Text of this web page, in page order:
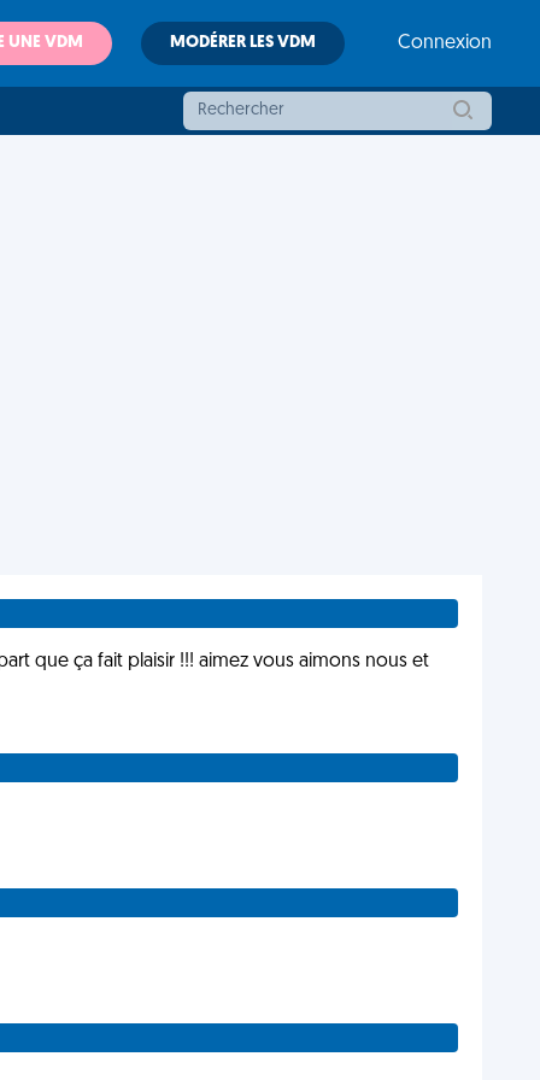
UNE VDM MODÉRER LES VDM Connexion
que ça fait plaisir !!! aimez vous aimons nous et